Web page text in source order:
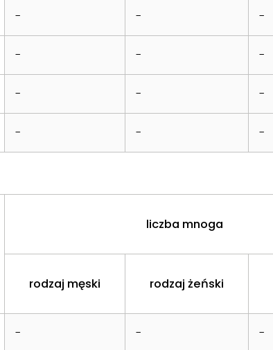
- - -
- - -
- - -
- - -
liczba mnoga
rodzaj męski rodzaj żeński
- - -